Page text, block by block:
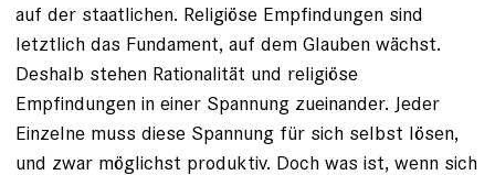
auf der staatlichen. Religiöse Empfindungen sind
letztlich das Fundament, auf dem Glauben wächst.
Deshalb stehen Rationalität und religiöse
Empfindungen in einer Spannung zueinander. Jeder
Einzelne muss diese Spannung für sich selbst lösen,
und zwar möglichst produktiv. Doch was ist, wenn sich